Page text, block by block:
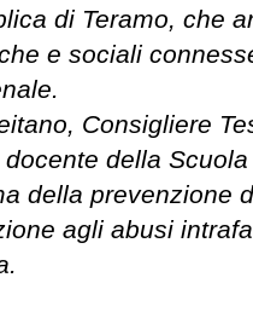
di Teramo, che
e sociali
Consigliere
della
della prevenzione
agli abusi